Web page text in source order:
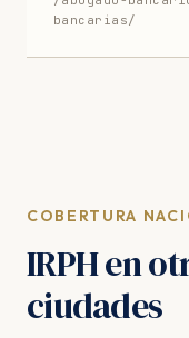
bancarias/
COBERTURA
IRPH en
ciudades